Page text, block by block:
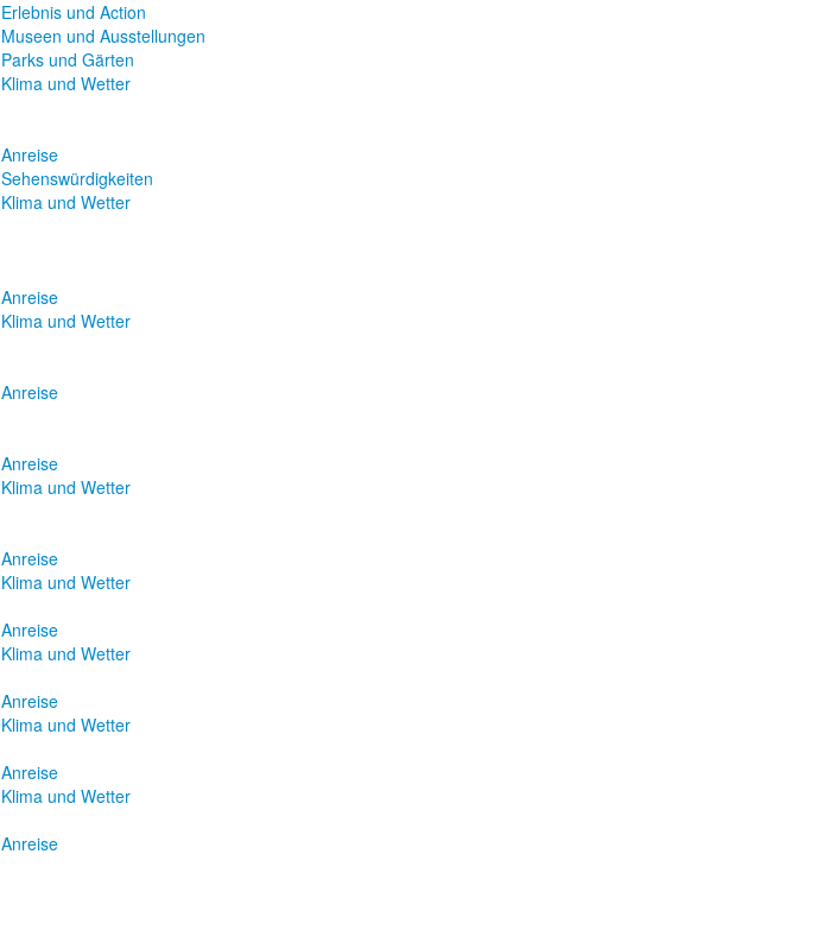
Erlebnis und Action
Museen und Ausstellungen
Parks und Gärten
Klima und Wetter
Anreise
Sehenswürdigkeiten
Klima und Wetter
Anreise
Klima und Wetter
Anreise
Anreise
Klima und Wetter
Anreise
Klima und Wetter
Anreise
Klima und Wetter
Anreise
Klima und Wetter
Anreise
Klima und Wetter
Anreise